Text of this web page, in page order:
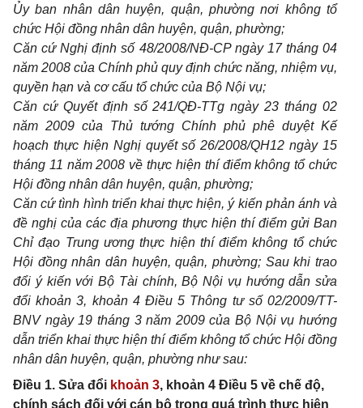
Ủy ban nhân dân huyện, quận, phường nơi không tổ
chức Hội đồng nhân dân huyện, quận, phường;
Căn cứ Nghị định số 48/2008/NĐ-CP ngày 17 tháng 04
năm 2008 của Chính phủ quy định chức năng, nhiệm vụ,
quyền hạn và cơ cấu tổ chức của Bộ Nội vụ;
Căn cứ Quyết định số 241/QĐ-TTg ngày 23 tháng 02
năm 2009 của Thủ tướng Chính phủ phê duyệt Kế
hoạch thực hiện Nghị quyết số 26/2008/QH12 ngày 15
tháng 11 năm 2008 về thực hiện thí điểm không tổ chức
Hội đồng nhân dân huyện, quận, phường;
Căn cứ tình hình triển khai thực hiện, ý kiến phản ánh và
đề nghị của các địa phương thực hiện thí điểm gửi Ban
Chỉ đạo Trung ương thực hiện thí điểm không tổ chức
Hội đồng nhân dân huyện, quận, phường; Sau khi trao
đổi ý kiến với Bộ Tài chính, Bộ Nội vụ hướng dẫn sửa
đổi khoản 3, khoản 4 Điều 5 Thông tư số 02/2009/TT-
BNV ngày 19 tháng 3 năm 2009 của Bộ Nội vụ hướng
dẫn triển khai thực hiện thí điểm không tổ chức Hội đồng
nhân dân huyện, quận, phường như sau:
Điều 1. Sửa đổi khoản 3, khoản 4 Điều 5 về chế độ,
chính sách đối với cán bộ trong quá trình thực hiện